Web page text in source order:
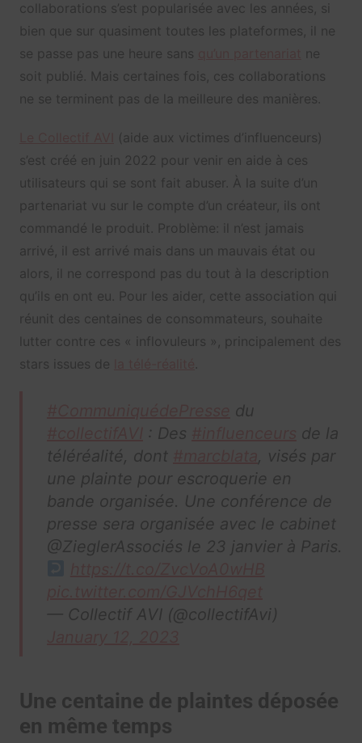
collaborations s’est popularisée avec les années, si
bien que sur quasiment toutes les plateformes, il ne
se passe pas une heure sans
ne
soit publié. Mais certaines fois, ces collaborations
ne se terminent pas de la meilleure des manières.
(aide aux victimes d’influenceurs)
s’est créé en juin 2022 pour venir en aide à ces
utilisateurs qui se sont fait abuser. À la suite d’un
partenariat vu sur le compte d’un créateur, ils ont
commandé le produit. Problème: il n’est jamais
arrivé, il est arrivé mais dans un mauvais état ou
alors, il ne correspond pas du tout à la description
qu’ils en ont eu. Pour les aider, cette association qui
réunit des centaines de consommateurs, souhaite
lutter contre ces « inflovuleurs », principalement des
stars issues de
du
: Des
de la
téléréalité, dont
, visés par
une plainte pour escroquerie en
bande organisée. Une conférence de
presse sera organisée avec le cabinet
@ZieglerAssociés le 23 janvier à Paris.
— Collectif AVI (@collectifAvi)
Une centaine de plaintes déposée
en même temps